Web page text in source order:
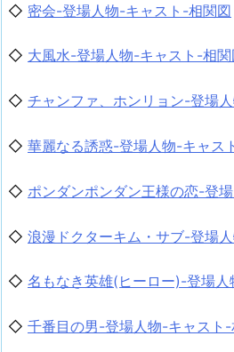
◇ 密会-登場人物-キャスト-相関図
◇ 大風水-登場人物-キャスト-相関
◇ チャンファ、ホンリョン-登場
◇ 華麗なる誘惑-登場人物-キャス
◇ ポンダンポンダン王様の恋-登
◇ 浪漫ドクターキム・サブ-登場
◇ 名もなき英雄(ヒーロー)-登場
◇ 千番目の男-登場人物-キャスト-